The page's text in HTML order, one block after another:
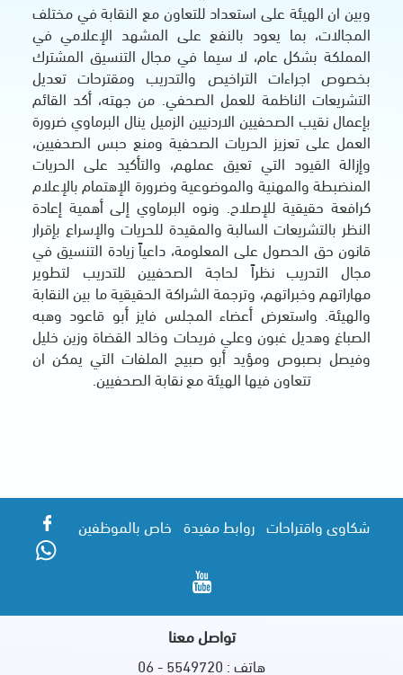
للتعاون مع النقابة في مختلف
على المشهد الإعلامي في
في مجال التنسيق المشترك
والتدريب ومقترحات تعديل
الصحفي. من جهته، أكد القائم
الزميل ينال البرماوي ضرورة
الصحفية ومنع حبس الصحفيين،
عملهم، والتأكيد على الحريات
وضرورة الإهتمام بالإعلام
ونوه البرماوي إلى أهمية إعادة
والمقيدة للحريات والإسراع بإقرار
داعياً زيادة التنسيق في
الصحفيين للتدريب لتطوير
الشراكة الحقيقية ما بين النقابة
المجلس فايز أبو قاعود وهبه
فريحات وخالد القضاة وزين خليل
صبيح الملفات التي يمكن ان
مع نقابة الصحفيين.
مفيدة خاص بالموظفين